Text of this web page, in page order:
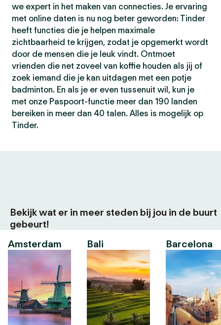
we expert in het maken van connecties. Je ervaring
met online daten is nu nog beter geworden: Tinder
heeft functies die je helpen maximale
zichtbaarheid te krijgen, zodat je opgemerkt wordt
door de mensen die je leuk vindt. Ontmoet
vrienden die net zoveel van koffie houden als jij of
zoek iemand die je kan uitdagen met een potje
badminton. En als je er even tussenuit wil, kun je
met onze Paspoort-functie meer dan 190 landen
bereiken in meer dan 40 talen. Alles is mogelijk op
Tinder.
Bekijk wat er in meer steden bij jou in de buurt
gebeurt!
Amsterdam
Bali Barcelona